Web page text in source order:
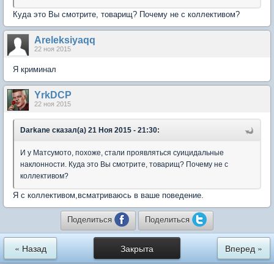
Куда это Вы смотрите, товарищ? Почему не с коллективом?
Areleksiyaqq
22 ноя 2015
Я криминал
YrkDCP
22 ноя 2015
Darkane сказал(а) 21 Ноя 2015 - 21:30:
И у Матсумото, похоже, стали проявляться суицидальные
наклонности. Куда это Вы смотрите, товарищ? Почему не с
коллективом?
Я с коллективом,всматриваюсь в ваше поведение.
Поделиться Поделиться
Закрыта
« Назад Вперед »